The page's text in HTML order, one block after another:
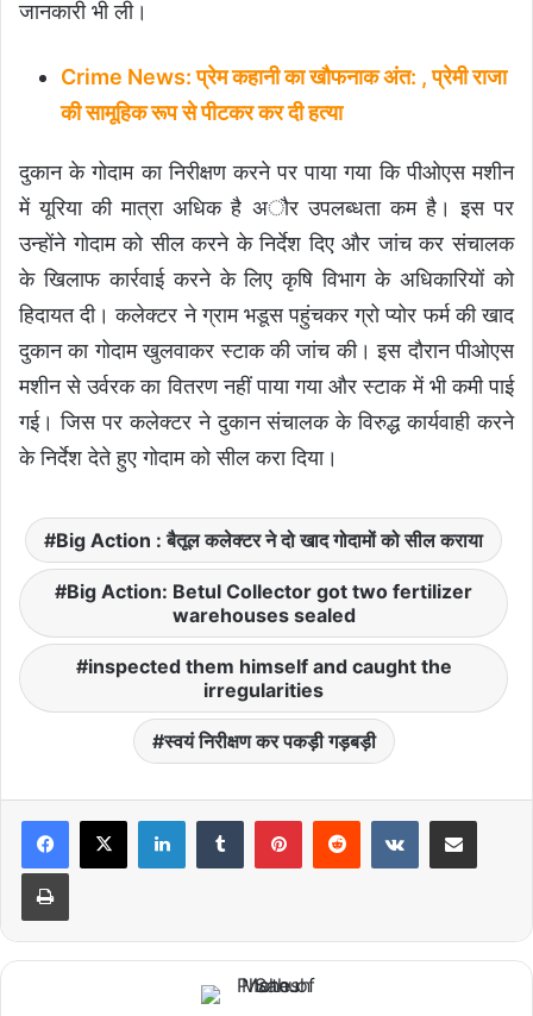
जानकारी भी ली।
Crime News: प्रेम कहानी का खौफनाक अंत: , प्रेमी राजा
की सामूहिक रूप से पीटकर कर दी हत्या
दुकान के गोदाम का निरीक्षण करने पर पाया गया कि पीओएस मशीन
में यूरिया की मात्रा अधिक है अौर उपलब्धता कम है। इस पर
उन्होंने गोदाम को सील करने के निर्देश दिए और जांच कर संचालक
के खिलाफ कार्रवाई करने के लिए कृषि विभाग के अधिकारियों को
हिदायत दी। कलेक्टर ने ग्राम भडूस पहुंचकर ग्रो प्योर फर्म की खाद
दुकान का गोदाम खुलवाकर स्टाक की जांच की। इस दौरान पीओएस
मशीन से उर्वरक का वितरण नहीं पाया गया और स्टाक में भी कमी पाई
गई। जिस पर कलेक्टर ने दुकान संचालक के विरुद्ध कार्यवाही करने
के निर्देश देते हुए गोदाम को सील करा दिया।
Big Action : बैतूल कलेक्टर ने दो खाद गोदामों को सील कराया
Big Action: Betul Collector got two fertilizer
warehouses sealed
inspected them himself and caught the
irregularities
स्वयं निरीक्षण कर पकड़ी गड़बड़ी